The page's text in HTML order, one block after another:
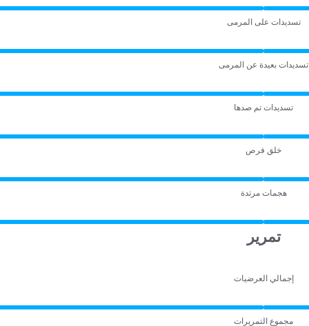
تسديدات على المرمى
تسديدات بعيدة عن المرمى
تسديدات تم صدها
خلق فرص
هجمات مرتدة
تمرير
إجمالي العرضيات
مجموع التمريرات